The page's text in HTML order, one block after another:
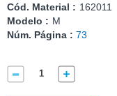
Cód. Material : 162011
Modelo : M
Núm. Página : 73